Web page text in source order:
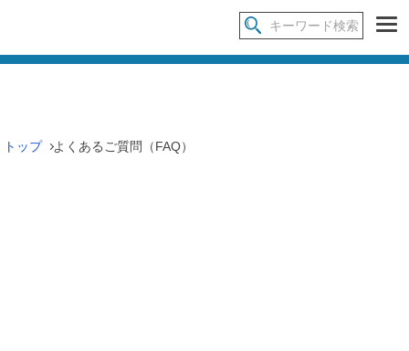
トップ よくあるご質問（FAQ）